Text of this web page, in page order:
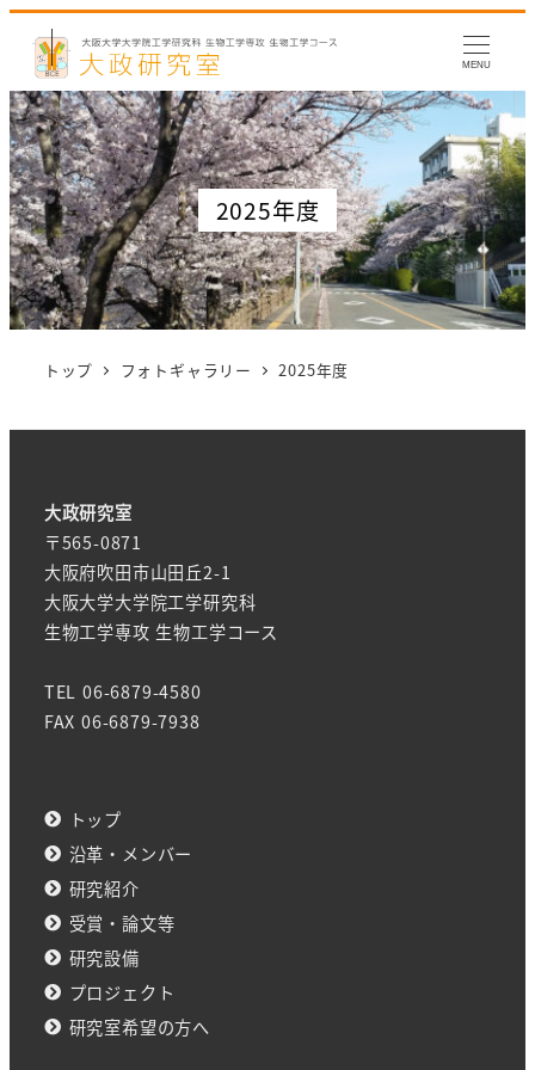
MENU
2025年度
トップ フォトギャラリー 2025年度
大政研究室
〒565-0871
大阪府吹田市山田丘2-1
大阪大学大学院工学研究科
生物工学専攻 生物工学コース
TEL 06-6879-4580
FAX 06-6879-7938
トップ
沿革・メンバー
研究紹介
受賞・論文等
研究設備
プロジェクト
研究室希望の方へ